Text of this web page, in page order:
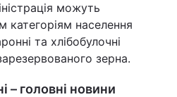
можуть
категоріям населення
та хлібобулочні
зерна.
– головні новини